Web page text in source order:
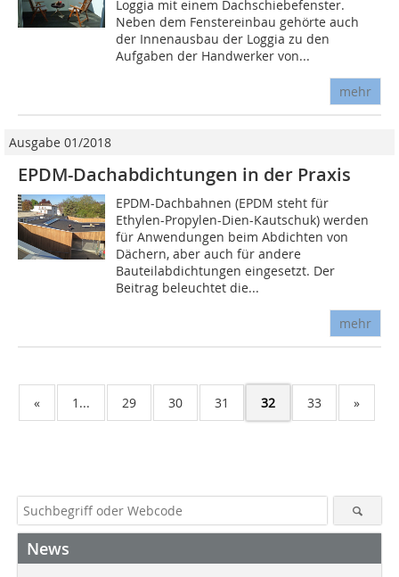
Loggia mit einem Dachschiebefenster.
Neben dem Fenstereinbau gehörte auch
der Innenausbau der Loggia zu den
Aufgaben der Handwerker von...
mehr
Ausgabe 01/2018
EPDM-Dachabdichtungen in der Praxis
EPDM-Dachbahnen (EPDM steht für
Ethylen-Propylen-Dien-Kautschuk) werden
für Anwendungen beim Abdichten von
Dächern, aber auch für andere
Bauteilabdichtungen eingesetzt. Der
Beitrag beleuchtet die...
mehr
« 1... 29 30 31 32 33 »
News